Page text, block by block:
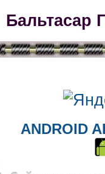
Бальтасар
ANDROID